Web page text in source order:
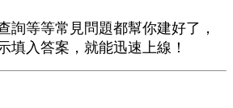
詢等等常見問題都幫你建好了，
填入答案，就能迅速上線！